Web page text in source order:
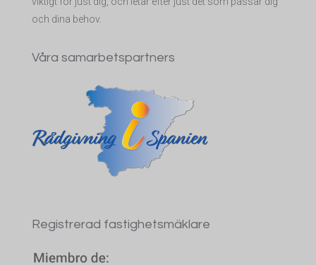
och dina behov.
Våra samarbetspartners
Registrerad fastighetsmäklare